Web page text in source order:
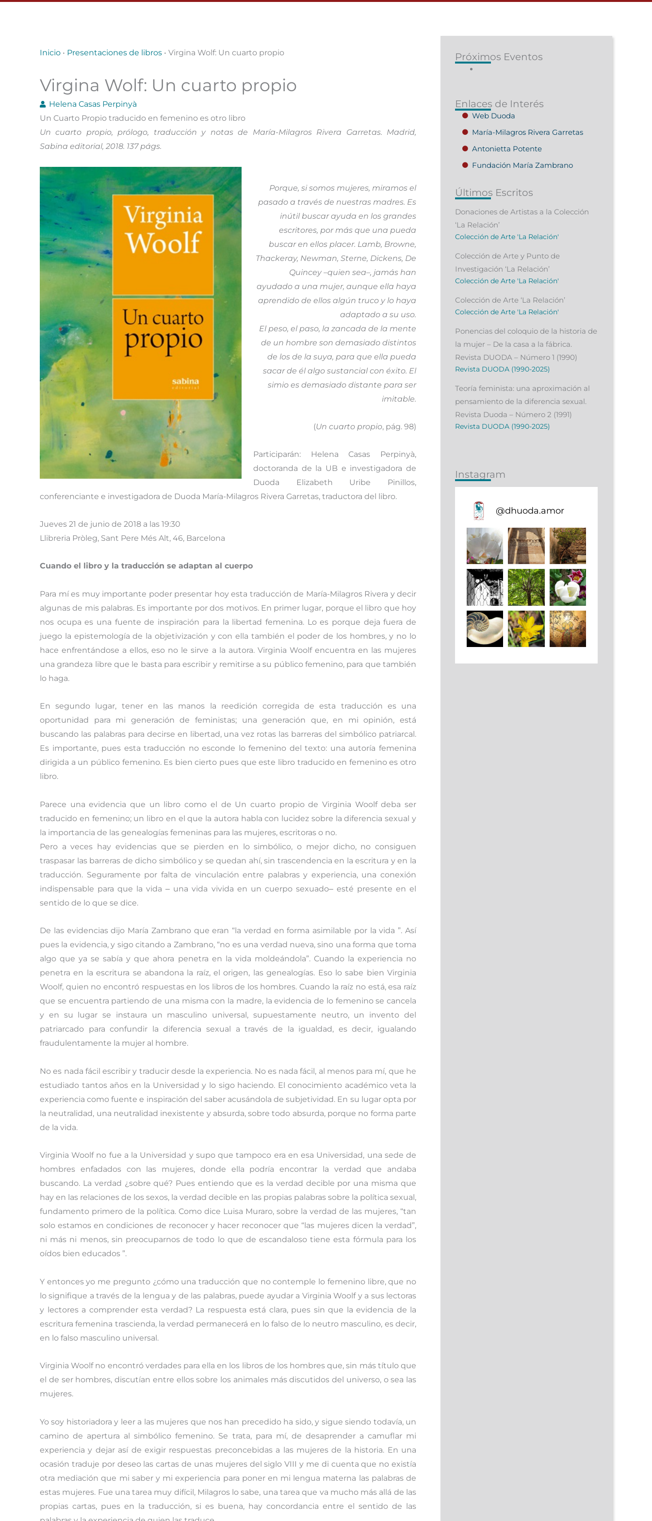
Inicio • Presentaciones de libros • Virgina Wolf: Un cuarto propio
Virgina Wolf: Un cuarto propio
Helena Casas Perpinyà
Un Cuarto Propio traducido en femenino es otro libro
Un cuarto propio, prólogo, traducción y notas de María-Milagros Rivera Garretas. Madrid,
Sabina editorial, 2018. 137 págs.
Porque, si somos mujeres, miramos el
pasado a través de nuestras madres. Es
inútil buscar ayuda en los grandes
escritores, por más que una pueda
buscar en ellos placer. Lamb, Browne,
Thackeray, Newman, Sterne, Dickens, De
Quincey –quien sea–, jamás han
ayudado a una mujer, aunque ella haya
aprendido de ellos algún truco y lo haya
adaptado a su uso.
El peso, el paso, la zancada de la mente
de un hombre son demasiado distintos
de los de la suya, para que ella pueda
sacar de él algo sustancial con éxito. El
simio es demasiado distante para ser
imitable.
(Un cuarto propio, pág. 98)
Participarán: Helena Casas Perpinyà,
doctoranda de la UB e investigadora de
Duoda Elizabeth Uribe Pinillos,
conferenciante e investigadora de Duoda María-Milagros Rivera Garretas, traductora del libro.
Jueves 21 de junio de 2018 a las 19:30
Llibreria Pròleg, Sant Pere Més Alt, 46, Barcelona
Cuando el libro y la traducción se adaptan al cuerpo
Para mí es muy importante poder presentar hoy esta traducción de María-Milagros Rivera y decir
algunas de mis palabras. Es importante por dos motivos. En primer lugar, porque el libro que hoy
nos ocupa es una fuente de inspiración para la libertad femenina. Lo es porque deja fuera de
juego la epistemología de la objetivización y con ella también el poder de los hombres, y no lo
hace enfrentándose a ellos, eso no le sirve a la autora. Virginia Woolf encuentra en las mujeres
una grandeza libre que le basta para escribir y remitirse a su público femenino, para que también
lo haga.
En segundo lugar, tener en las manos la reedición corregida de esta traducción es una
oportunidad para mi generación de feministas; una generación que, en mi opinión, está
buscando las palabras para decirse en libertad, una vez rotas las barreras del simbólico patriarcal.
Es importante, pues esta traducción no esconde lo femenino del texto: una autoría femenina
dirigida a un público femenino. Es bien cierto pues que este libro traducido en femenino es otro
libro.
Parece una evidencia que un libro como el de Un cuarto propio de Virginia Woolf deba ser
traducido en femenino; un libro en el que la autora habla con lucidez sobre la diferencia sexual y
la importancia de las genealogías femeninas para las mujeres, escritoras o no.
Pero a veces hay evidencias que se pierden en lo simbólico, o mejor dicho, no consiguen
traspasar las barreras de dicho simbólico y se quedan ahí, sin trascendencia en la escritura y en la
traducción. Seguramente por falta de vinculación entre palabras y experiencia, una conexión
indispensable para que la vida ‒ una vida vivida en un cuerpo sexuado‒ esté presente en el
sentido de lo que se dice.
De las evidencias dijo María Zambrano que eran “la verdad en forma asimilable por la vida ”. Así
pues la evidencia, y sigo citando a Zambrano, “no es una verdad nueva, sino una forma que toma
algo que ya se sabía y que ahora penetra en la vida moldeándola”. Cuando la experiencia no
penetra en la escritura se abandona la raíz, el origen, las genealogías. Eso lo sabe bien Virginia
Woolf, quien no encontró respuestas en los libros de los hombres. Cuando la raíz no está, esa raíz
que se encuentra partiendo de una misma con la madre, la evidencia de lo femenino se cancela
y en su lugar se instaura un masculino universal, supuestamente neutro, un invento del
patriarcado para confundir la diferencia sexual a través de la igualdad, es decir, igualando
fraudulentamente la mujer al hombre.
No es nada fácil escribir y traducir desde la experiencia. No es nada fácil, al menos para mí, que he
estudiado tantos años en la Universidad y lo sigo haciendo. El conocimiento académico veta la
experiencia como fuente e inspiración del saber acusándola de subjetividad. En su lugar opta por
la neutralidad, una neutralidad inexistente y absurda, sobre todo absurda, porque no forma parte
de la vida.
Virginia Woolf no fue a la Universidad y supo que tampoco era en esa Universidad, una sede de
hombres enfadados con las mujeres, donde ella podría encontrar la verdad que andaba
buscando. La verdad ¿sobre qué? Pues entiendo que es la verdad decible por una misma que
hay en las relaciones de los sexos, la verdad decible en las propias palabras sobre la política sexual,
fundamento primero de la política. Como dice Luisa Muraro, sobre la verdad de las mujeres, “tan
solo estamos en condiciones de reconocer y hacer reconocer que “las mujeres dicen la verdad”,
ni más ni menos, sin preocuparnos de todo lo que de escandaloso tiene esta fórmula para los
oídos bien educados ”.
Y entonces yo me pregunto ¿cómo una traducción que no contemple lo femenino libre, que no
lo signifique a través de la lengua y de las palabras, puede ayudar a Virginia Woolf y a sus lectoras
y lectores a comprender esta verdad? La respuesta está clara, pues sin que la evidencia de la
escritura femenina trascienda, la verdad permanecerá en lo falso de lo neutro masculino, es decir,
en lo falso masculino universal.
Virginia Woolf no encontró verdades para ella en los libros de los hombres que, sin más título que
el de ser hombres, discutían entre ellos sobre los animales más discutidos del universo, o sea las
mujeres.
Yo soy historiadora y leer a las mujeres que nos han precedido ha sido, y sigue siendo todavía, un
camino de apertura al simbólico femenino. Se trata, para mí, de desaprender a camuflar mi
experiencia y dejar así de exigir respuestas preconcebidas a las mujeres de la historia. En una
ocasión traduje por deseo las cartas de unas mujeres del siglo VIII y me di cuenta que no existía
otra mediación que mi saber y mi experiencia para poner en mi lengua materna las palabras de
estas mujeres. Fue una tarea muy difícil, Milagros lo sabe, una tarea que va mucho más allá de las
propias cartas, pues en la traducción, si es buena, hay concordancia entre el sentido de las
Próximos Eventos
Enlaces de Interés
Web Duoda
María-Milagros Rivera Garretas
Antonietta Potente
Fundación María Zambrano
Últimos Escritos
Donaciones de Artistas a la Colección
‘La Relación’
Colección de Arte 'La Relación'
Colección de Arte y Punto de
Investigación ‘La Relación’
Colección de Arte 'La Relación'
Colección de Arte ‘La Relación’
Colección de Arte 'La Relación'
Ponencias del coloquio de la historia de
la mujer – De la casa a la fábrica.
Revista DUODA – Número 1 (1990)
Revista DUODA (1990-2025)
Teoría feminista: una aproximación al
pensamiento de la diferencia sexual.
Revista Duoda – Número 2 (1991)
Revista DUODA (1990-2025)
Instagram
@dhuoda.amor